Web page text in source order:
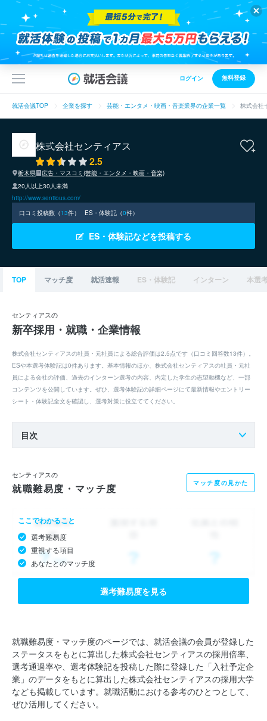
ログイン 無料登録
就活会議TOP 企業を探す 芸能・エンタメ・映画・音楽業界の企業一覧 株式会社
株式会社センティアス
2.5
栃木県
広告・マスコミ(芸能・エンタメ・映画・音楽)
20人以上30人未満
http://www.sentious.com/
口コミ投稿数（13件） ES・体験記（0件）
ES・体験記などを投稿する
TOP マッチ度 就活速報 ES・体験記 インターン 本選
センティアスの
新卒採用・就職・企業情報
株式会社センティアスの社員・元社員による総合評価は2.5点です（口コミ回答数13件）。
ESや本選考体験記は0件あります。基本情報のほか、株式会社センティアスの社員・元社
員による会社の評価、過去のインターン選考の内容、内定した学生の志望動機など、一部
コンテンツを公開しています。ぜひ、選考体験記の詳細ページにて最新情報やエントリー
シート・体験記全文を確認し、選考対策に役立ててください。
目次
センティアスの
就職難易度・マッチ度 マッチ度の見かた
ここでわかること
選考難易度
重視する項目
あなたとのマッチ度
選考難易度を見る
就職難易度・マッチ度のページでは、就活会議の会員が登録した
ステータスをもとに算出した株式会社センティアスの採用倍率、
選考通過率や、選考体験記を投稿した際に登録した「入社予定企
業」のデータをもとに算出した株式会社センティアスの採用大学
なども掲載しています。就職活動における参考のひとつとして、
ぜひ活用してください。